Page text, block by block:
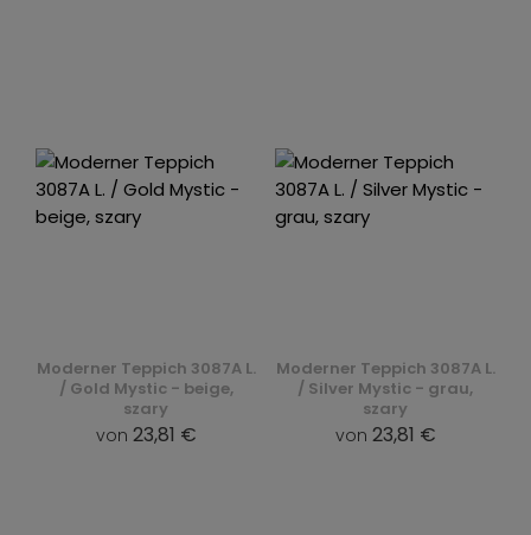
Moderner Teppich 3087A L.
/ Gold Mystic - beige,
szary
von 23,81 €
Moderner Teppich 3087A L.
/ Silver Mystic - grau,
szary
von 23,81 €